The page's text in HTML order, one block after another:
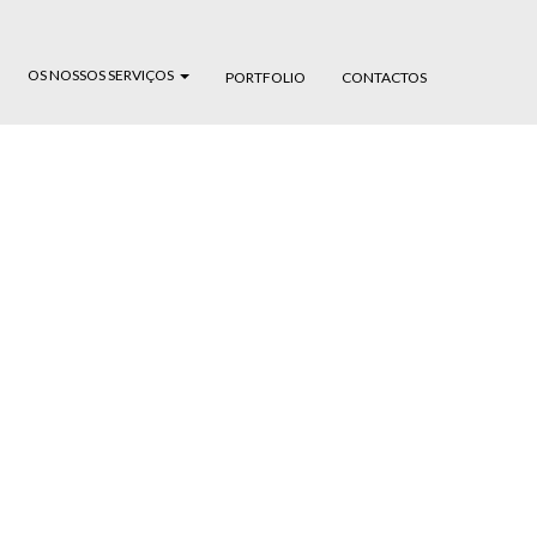
OS NOSSOS SERVIÇOS PORTFOLIO CONTACTOS